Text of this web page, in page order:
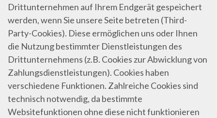
Drittunternehmen auf Ihrem Endgerät gespeichert
werden, wenn Sie unsere Seite betreten (Third-
Party-Cookies). Diese ermöglichen uns oder Ihnen
die Nutzung bestimmter Dienstleistungen des
Drittunternehmens (z.B. Cookies zur Abwicklung von
Zahlungsdienstleistungen). Cookies haben
verschiedene Funktionen. Zahlreiche Cookies sind
technisch notwendig, da bestimmte
Websitefunktionen ohne diese nicht funktionieren